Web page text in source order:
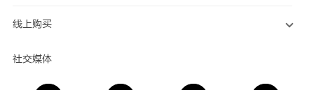
线上购买
社交媒体